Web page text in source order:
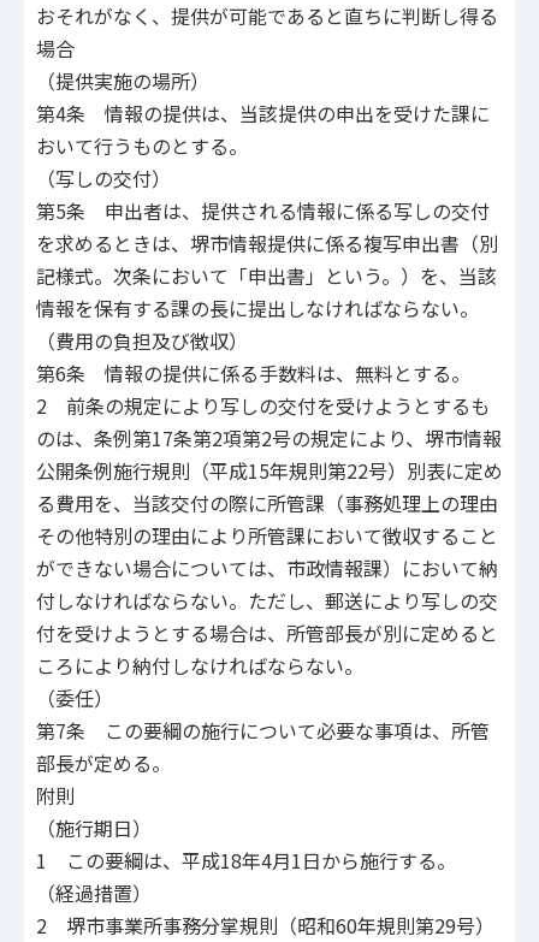
おそれがなく、提供が可能であると直ちに判断し得る
場合
（提供実施の場所）
第4条 情報の提供は、当該提供の申出を受けた課に
おいて行うものとする。
（写しの交付）
第5条 申出者は、提供される情報に係る写しの交付
を求めるときは、堺市情報提供に係る複写申出書（別
記様式。次条において「申出書」という。）を、当該
情報を保有する課の長に提出しなければならない。
（費用の負担及び徴収）
第6条 情報の提供に係る手数料は、無料とする。
2 前条の規定により写しの交付を受けようとするも
のは、条例第17条第2項第2号の規定により、堺市情報
公開条例施行規則（平成15年規則第22号）別表に定め
る費用を、当該交付の際に所管課（事務処理上の理由
その他特別の理由により所管課において徴収すること
ができない場合については、市政情報課）において納
付しなければならない。ただし、郵送により写しの交
付を受けようとする場合は、所管部長が別に定めると
ころにより納付しなければならない。
（委任）
第7条 この要綱の施行について必要な事項は、所管
部長が定める。
附則
（施行期日）
1 この要綱は、平成18年4月1日から施行する。
（経過措置）
2 堺市事業所事務分掌規則（昭和60年規則第29号）